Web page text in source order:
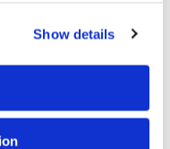
Show details